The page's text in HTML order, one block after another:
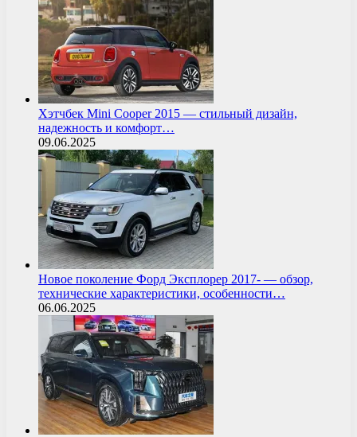
Хэтчбек Mini Cooper 2015 — стильный дизайн,
надежность и комфорт…
09.06.2025
Новое поколение Форд Эксплорер 2017- — обзор,
технические характеристики, особенности…
06.06.2025